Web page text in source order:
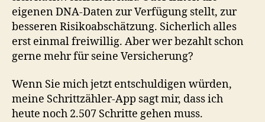
eigenen DNA-Daten zur Verfügung stellt, zur
besseren Risikoabschätzung. Sicherlich alles
erst einmal freiwillig. Aber wer bezahlt schon
gerne mehr für seine Versicherung?
Wenn Sie mich jetzt entschuldigen würden,
meine Schrittzähler-App sagt mir, dass ich
heute noch 2.507 Schritte gehen muss.